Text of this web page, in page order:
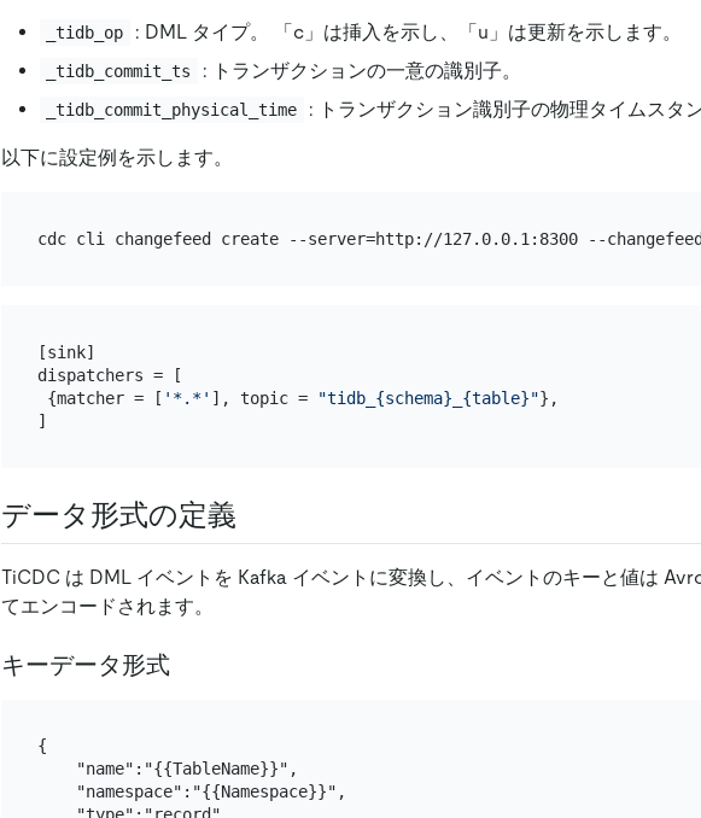
_tidb_op : DML タイプ。 「c」は挿入を示し、「u」は更新を示します。
_tidb_commit_ts : トランザクションの一意の識別子。
_tidb_commit_physical_time : トランザクション識別子の物理タイムスタン
以下に設定例を示します。
cdc cli changefeed create --server=http://127.0.0.1:8300 --
[sink]
dispatchers = [
{matcher = [ '*.*' ], topic = "tidb_{schema}_{table}"},
データ形式の定義
TiCDC は DML イベントを Kafka イベントに変換し、イベントのキーと値は
てエンコードされます。
キーデータ形式
{
    "name":"{{TableName}}",
    "namespace":"{{Namespace}}",